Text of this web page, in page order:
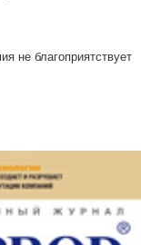
не благоприятствует